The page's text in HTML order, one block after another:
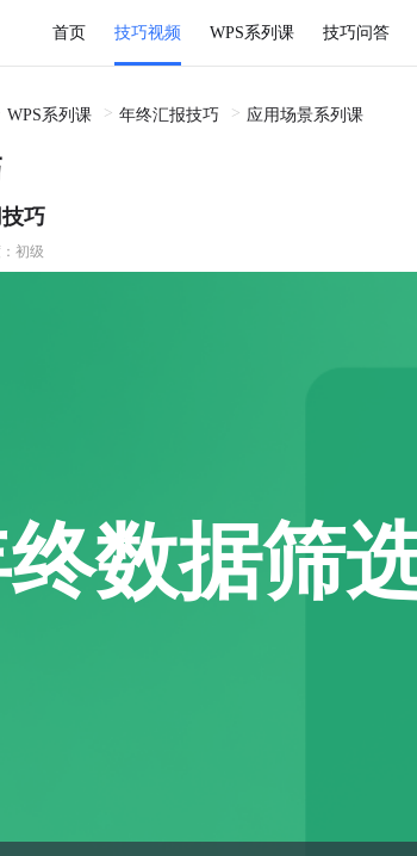
首页 技巧视频 WPS系列课 技巧问答
WPS系列课 年终汇报技巧 应用场景系列课
巧
初级
数据筛